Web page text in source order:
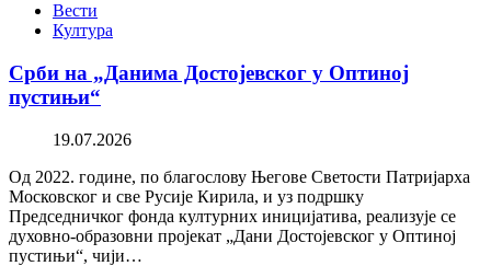
Вести
Култура
Срби на „Данима Достојевског у Оптиној
пустињи“
19.07.2026
Од 2022. године, по благослову Његове Светости Патријарха
Московског и све Русије Кирила, и уз подршку
Председничког фонда културних иницијатива, реализује се
духовно-образовни пројекат „Дани Достојевског у Оптиној
пустињи“, чији…